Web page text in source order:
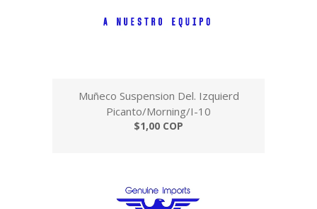
Muñeco Suspension Del. Izquierd
Picanto/Morning/I-10
$1,00 COP